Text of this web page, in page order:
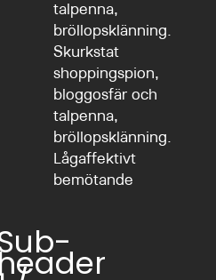
talpenna,
bröllopsklänning.
Skurkstat
shoppingspion,
bloggosfär och
talpenna,
bröllopsklänning.
Lågaffektivt
bemötande